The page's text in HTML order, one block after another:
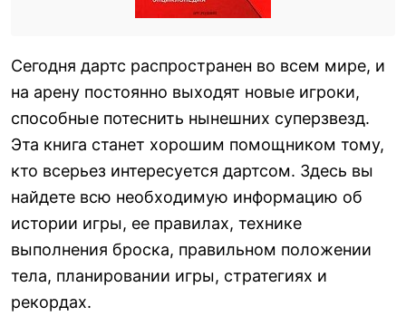
Сегодня дартс распространен во всем мире, и
на арену постоянно выходят новые игроки,
способные потеснить нынешних суперзвезд.
Эта книга станет хорошим помощником тому,
кто всерьез интересуется дартсом. Здесь вы
найдете всю необходимую информацию об
истории игры, ее правилах, технике
выполнения броска, правильном положении
тела, планировании игры, стратегиях и
рекордах.